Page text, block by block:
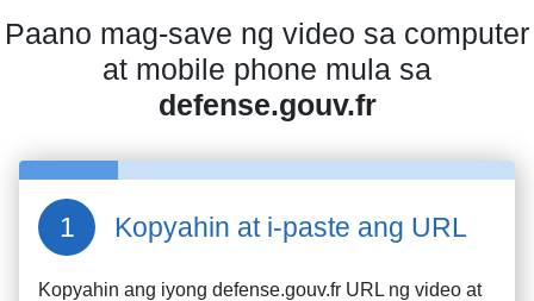
Paano mag-save ng video sa computer
at mobile phone mula sa
defense.gouv.fr
Kopyahin at i-paste ang URL
Kopyahin ang iyong defense.gouv.fr URL ng video at